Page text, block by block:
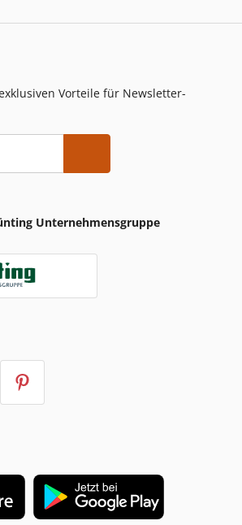
Vorteile für Newsletter-
Unternehmensgruppe